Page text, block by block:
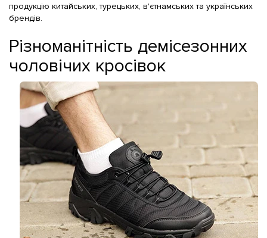
продукцію китайських, турецьких, в'єтнамських та українських
брендів.
Різноманітність демісезонних
чоловічих кросівок